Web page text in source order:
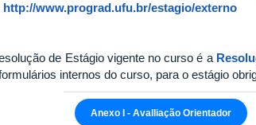
http://www.prograd.ufu.br/estagio/externo
de Estágio vigente no curso é a
internos do curso, para o estágio
Anexo I - Avalliação Orientador